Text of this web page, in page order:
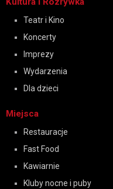
Teatr i Kino
Koncerty
Imprezy
Wydarzenia
Dla dzieci
Miejsca
Restauracje
Fast Food
Kawiarnie
Kluby nocne i puby